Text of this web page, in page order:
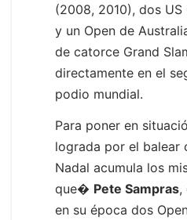
(2008, 2010), dos US
y un Open de
de catorce Grand
directamente en el
podio mundial.
Para poner en
lograda por el balear
Nadal acumula los
que� Pete Sampras,
en su época dos